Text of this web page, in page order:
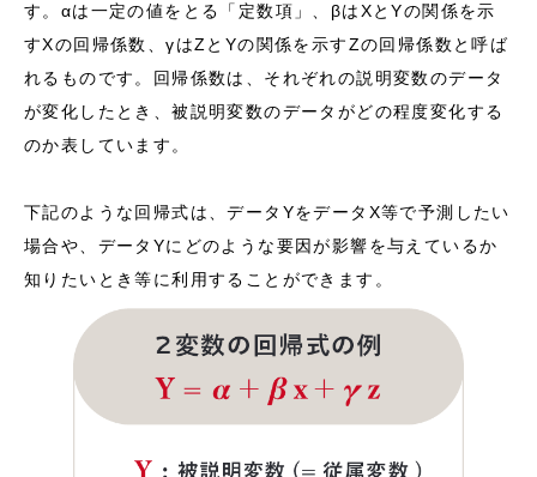
す。αは一定の値をとる「定数項」、βはXとYの関係を示
すXの回帰係数、γはZとYの関係を示すZの回帰係数と呼ば
れるものです。回帰係数は、それぞれの説明変数のデータ
が変化したとき、被説明変数のデータがどの程度変化する
のか表しています。
下記のような回帰式は、データYをデータX等で予測したい
場合や、データYにどのような要因が影響を与えているか
知りたいとき等に利用することができます。